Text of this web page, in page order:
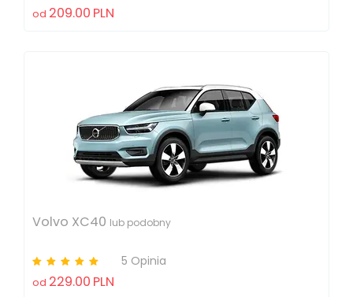
od 209.00 PLN
Volvo XC40 lub podobny
5 Opinia
od 229.00 PLN